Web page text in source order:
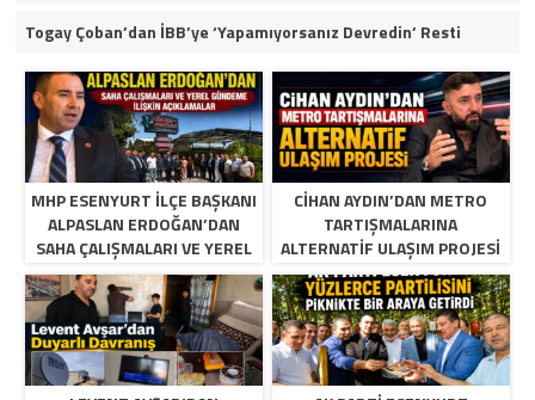
Togay Çoban’dan İBB’ye ‘Yapamıyorsanız Devredin’ Resti
MHP ESENYURT İLÇE BAŞKANI
ALPASLAN ERDOĞAN’DAN
SAHA ÇALIŞMALARI VE YEREL
GÜNDEME İLIŞKIN
AÇIKLAMALAR
CIHAN AYDIN’DAN METRO
TARTIŞMALARINA
ALTERNATIF ULAŞIM PROJESI